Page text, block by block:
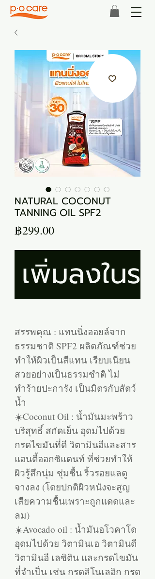
NATURAL COCONUT
TANNING OIL SPF2
฿299.00ราคา
เพิ่มลงในรถ
สรรพคุณ : แทนนิ่งออยล์จาก
ธรรมชาติ SPF2 ผลิตภัณฑ์ช่วย
ทำให้ผิวเป็นสีแทน เรียบเนียน
สวยอย่างเป็นธรรมชำติ ไม่
ทำร้ายปะการัง เป็นมิตรกับสัตว์
น้ำ
☀️Coconut Oil : น้ำมันมะพร้าว
บริสุทธิ์ สกัดเย็น อุดมไปด้วย
กรดไขมันที่ดี วิตามินอีและสาร
แอนตี้ออกซิแดนท์ ที่ช่วยทำให้
ผิวรู้สึกนุ่ม ชุ่มชื้น ริ้วรอยแลดู
จางลง (โดยปกติผิวหนังจะสูญ
เสียความชื้นเพราะถูกแดดและ
ลม)
☀️Avocado oil : น้ำมันอโวคาโด
อุดมไปด้วย วิตามินเอ วิตามินดี
วิตามินอี เลซิติน และกรดไขมัน
ที่จำเป็น เช่น กรดลิโนเลอิก กรด